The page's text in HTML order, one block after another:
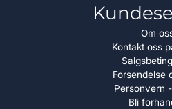
Om
Kontakt oss
Forsendelse
Personvern
Bli